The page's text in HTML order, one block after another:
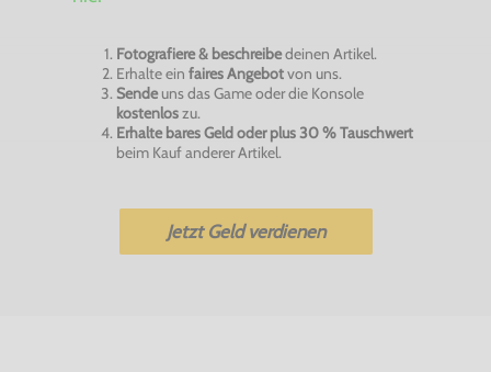
Fotografiere & beschreibedeinen Artikel.
Erhalte ein faires Angebotvon uns.
Sendeuns das Game oder die Konsole
kostenloszu.
Erhalte bares Geld oder plus 30 % Tauschwert
beim Kauf anderer Artikel.
Jetzt Geld verdienen